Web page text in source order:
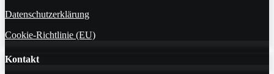
Datenschutzerklärung
Cookie-Richtlinie (EU)
Kontakt